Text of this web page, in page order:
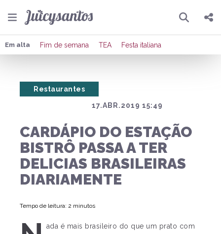
Pesquisar
Compartilhar
Publicar no X
Em alta Fim de semana TEA Festa italiana
17.ABR.2019 15:49
Restaurantes
CARDÁPIO DO ESTAÇÃO
BISTRÔ PASSA A TER
DELICIAS BRASILEIRAS
DIARIAMENTE
Tempo de leitura: 2 minutos
ada é mais brasileiro do que um prato com